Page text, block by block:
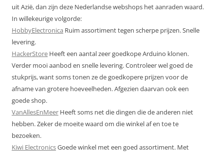
uit Azië, dan zijn deze Nederlandse webshops het aanraden waard.
In willekeurige volgorde:
HobbyElectronica Ruim assortiment tegen scherpe prijzen. Snelle
levering.
HackerStore Heeft een aantal zeer goedkope Arduino klonen.
Verder mooi aanbod en snelle levering. Controleer wel goed de
stukprijs, want soms tonen ze de goedkopere prijzen voor de
afname van grotere hoeveelheden. Afgezien daarvan ook een
goede shop.
VanAllesEnMeer Heeft soms net die dingen die de anderen niet
hebben. Zeker de moeite waard om die winkel af en toe te
bezoeken.
Kiwi ElectronicsGoede winkel met een goed assortiment. Met